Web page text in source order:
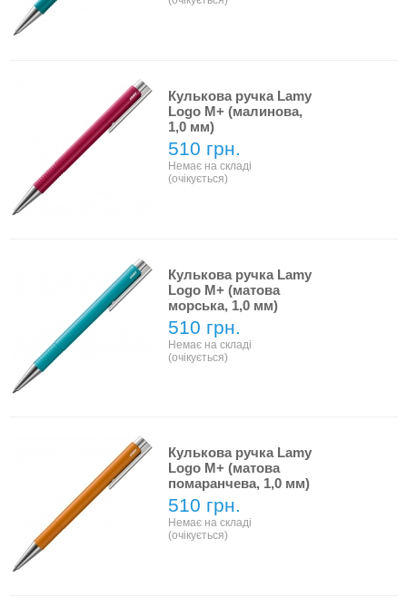
Кулькова ручка Lamy
Logo M+ (малинова,
1,0 мм)
510 грн.
Немає на складі
(очікується)
Кулькова ручка Lamy
Logo M+ (матова
морська, 1,0 мм)
510 грн.
Немає на складі
(очікується)
Кулькова ручка Lamy
Logo M+ (матова
помаранчева, 1,0 мм)
510 грн.
Немає на складі
(очікується)